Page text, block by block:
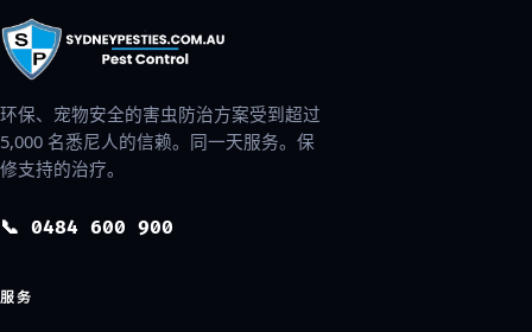
环保、宠物安全的害虫防治方案受到超过
5,000 名悉尼人的信赖。同一天服务。保
修支持的治疗。
📞 0484 600 900
服务